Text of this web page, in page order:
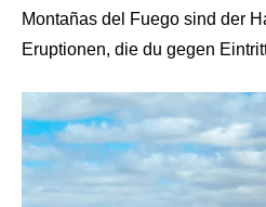
Montañas del Fuego sind der
Eruptionen, die du gegen